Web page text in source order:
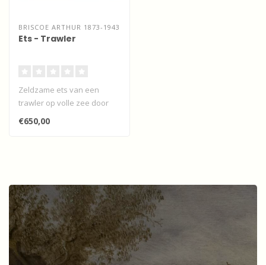
BRISCOE ARTHUR 1873-1943
Ets - Trawler
Zeldzame ets van een
trawler op volle zee door
Arthur Brescoe...
€650,00